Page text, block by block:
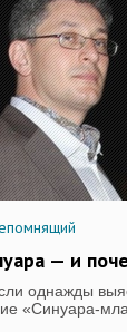
— и
однажды
«Синуара-